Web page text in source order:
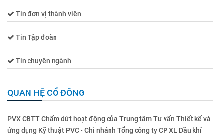
Tin đơn vị thành viên
Tin Tập đoàn
Tin chuyên ngành
QUAN HỆ CỔ ĐÔNG
PVX CBTT Chấm dứt hoạt động của Trung tâm Tư vấn Thiết kế và
ứng dụng Kỹ thuật PVC - Chi nhánh Tổng công ty CP XL Dầu khí